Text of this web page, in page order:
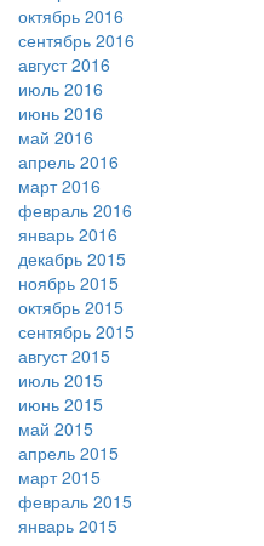
октябрь 2016
сентябрь 2016
август 2016
июль 2016
июнь 2016
май 2016
апрель 2016
март 2016
февраль 2016
январь 2016
декабрь 2015
ноябрь 2015
октябрь 2015
сентябрь 2015
август 2015
июль 2015
июнь 2015
май 2015
апрель 2015
март 2015
февраль 2015
январь 2015